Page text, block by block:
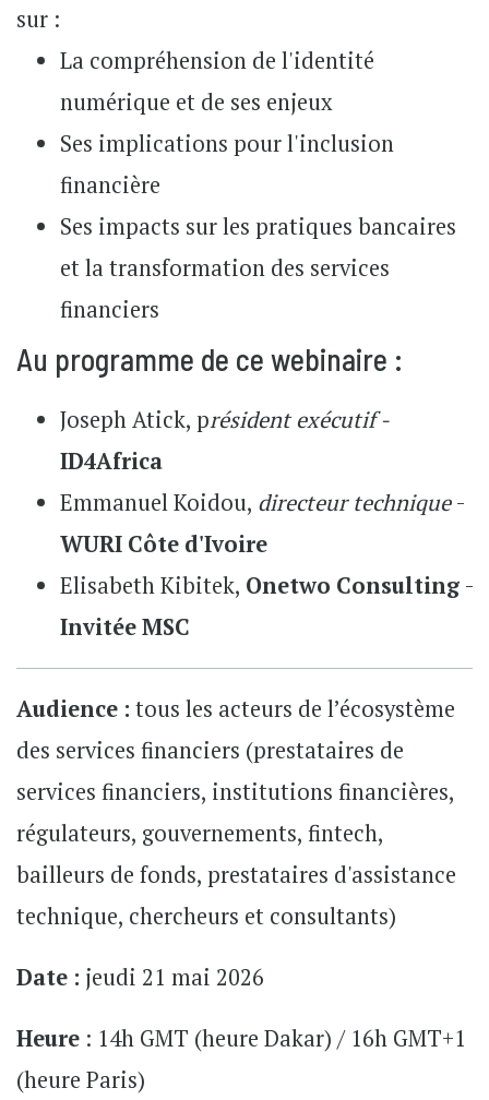
sur :
La compréhension de l'identité
numérique et de ses enjeux
Ses implications pour l'inclusion
financière
Ses impacts sur les pratiques bancaires
et la transformation des services
financiers
Au programme de ce webinaire :
Joseph Atick, président exécutif -
ID4Africa
Emmanuel Koidou, directeur technique-
WURI Côte d'Ivoire
Elisabeth Kibitek, Onetwo Consulting -
Invitée MSC
Audience : tous les acteurs de l’écosystème
des services financiers (prestataires de
services financiers, institutions financières,
régulateurs, gouvernements, fintech,
bailleurs de fonds, prestataires d'assistance
technique, chercheurs et consultants)
Date : jeudi 21 mai 2026
Heure : 14h GMT (heure Dakar) / 16h GMT+1
(heure Paris)